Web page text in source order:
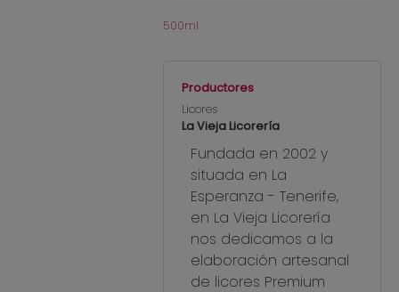
500ml
Productores
Licores
La Vieja Licorería
Fundada en 2002 y
situada en La
Esperanza - Tenerife,
en La Vieja Licorería
nos dedicamos a la
elaboración artesanal
de licores Premium